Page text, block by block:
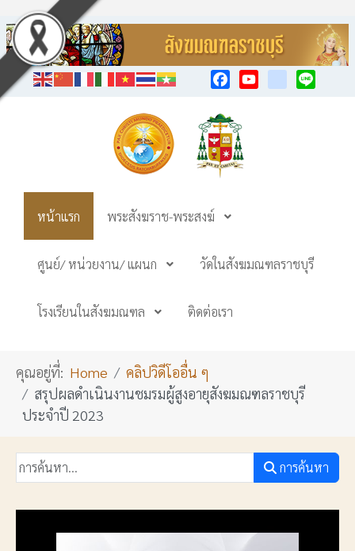
หน้าแรก พระสังฆราช-พระสงฆ์
ศูนย์/ หน่วยงาน/ แผนก วัดในสังฆมณฑลราชบุรี
โรงเรียนในสังฆมณฑล ติดต่อเรา
คุณอยู่ที่: Home
คลิปวิดีโออื่น ๆ
สรุปผลดำเนินงานชมรมผู้สูงอายุสังฆมณฑลราชบุรี
ประจำปี 2023
การค้นหา